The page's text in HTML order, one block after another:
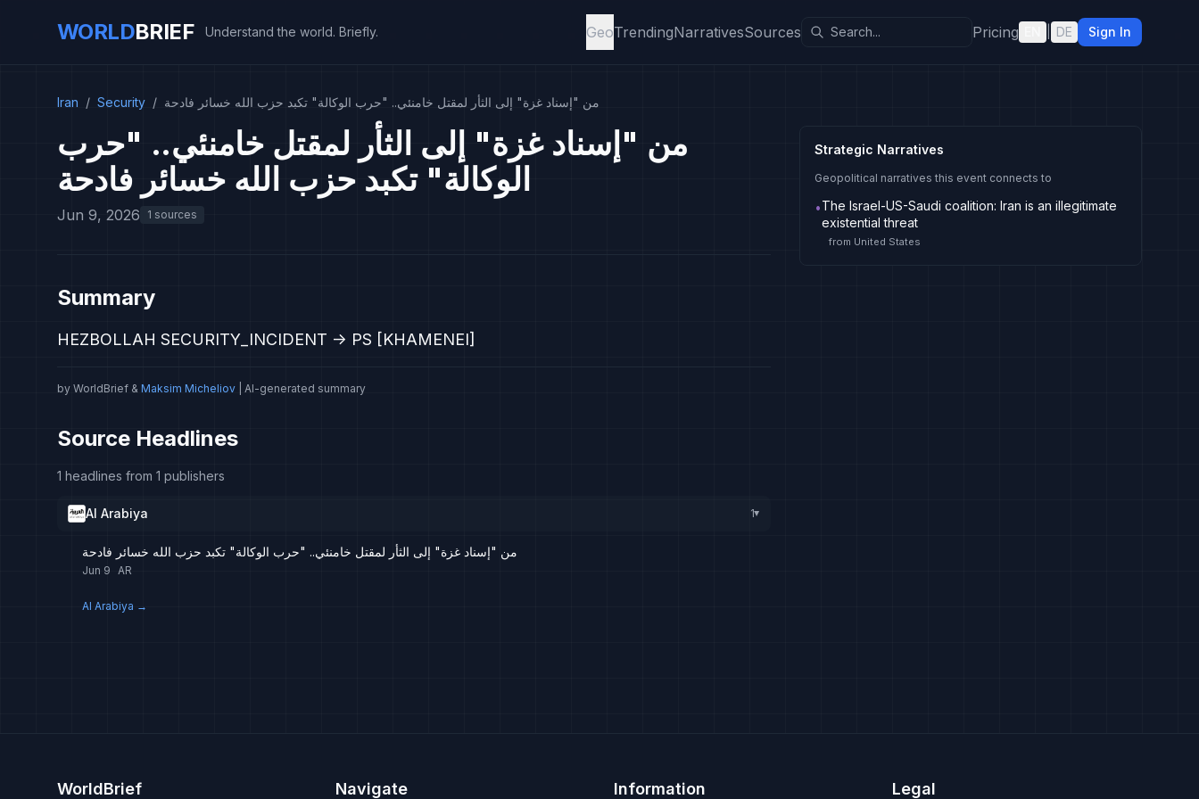
WORLDBRIEF Understand the world. Briefly. GeoTrendingNarrativesSources Pricing DE Sign In
Iran / Security / من "إسناد غزة" إلى الثأر لمقتل خامنئي.. "حرب الوكالة" تكبد حزب الله خسائر فادحة
من "إسناد غزة" إلى الثأر لمقتل خامنئي.. "حرب
الوكالة" تكبد حزب الله خسائر فادحة
Jun 9, 2026 1 sources
Summary
HEZBOLLAH SECURITY_INCIDENT -> PS [KHAMENEI]
by WorldBrief & Maksim Micheliov | AI-generated summary
Source Headlines
1 headlines from 1 publishers
Al Arabiya 1▸
من "إسناد غزة" إلى الثأر لمقتل خامنئي.. "حرب الوكالة" تكبد حزب الله خسائر فادحة
Jun 9 AR
Al Arabiya →
Strategic Narratives
Geopolitical narratives this event connects to
•The Israel-US-Saudi coalition: Iran is an illegitimate
existential threat
from United States
WorldBrief Navigate Information Legal